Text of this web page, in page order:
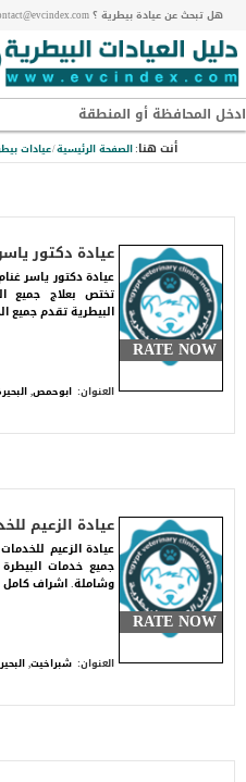
هل تبحث عن عيادة بيطرية ؟ contact@evcindex.com
ادخل المحافظة أو المنطقة
أنت هنا:الصفحة الرئيسية/عيادات
RATE NOW
عيادة دكتور
تختص بعلاج جميع
البيطرية تقدم جميع
العنوان: ابوحمص,
RATE NOW
عيادة الزعيم
عيادة الزعيم
جميع خدمات
وشاملة. اشراف كامل
العنوان: شبراخيت,